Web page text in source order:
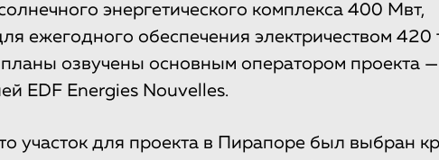
энергетического комплекса 400 Мвт,
ежегодного обеспечения электричеством 420
озвучены основным оператором проекта —
EDF Energies Nouvelles.
участок для проекта в Пирапоре был выбран